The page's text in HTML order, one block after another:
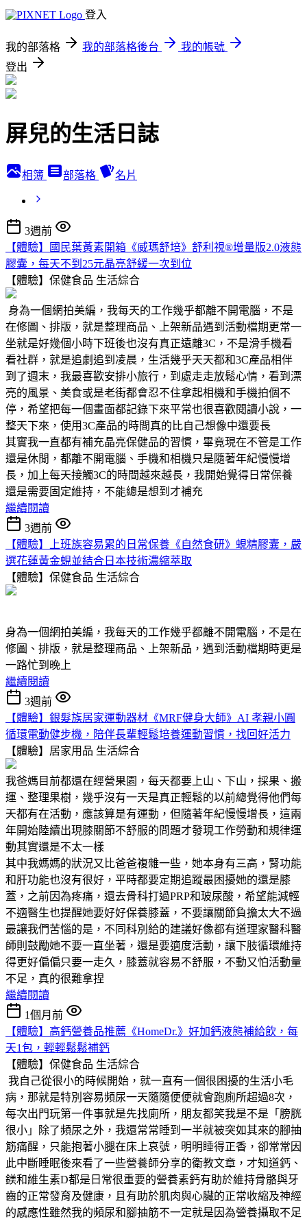
登入
我的部落格 我的部落格後台
我的帳號
登出
屏兒的生活日誌
相簿 部落格 名片
3週前
【體驗】國民葉黃素開箱《威瑪舒培》舒利視®增量版2.0液態
膠囊，每天不到25元晶亮舒緩一次到位
【體驗】保健食品 生活綜合
身為一個網拍美編，我每天的工作幾乎都離不開電腦，不是
在修圖、排版，就是整理商品、上架新品遇到活動檔期更常一
坐就是好幾個小時下班後也沒有真正遠離3C，不是滑手機看
看社群，就是追劇追到凌晨，生活幾乎天天都和3C產品相伴
到了週末，我最喜歡安排小旅行，到處走走放鬆心情，看到漂
亮的風景、美食或是老街都會忍不住拿起相機和手機拍個不
停，希望把每一個畫面都記錄下來平常也很喜歡閱讀小說，一
整天下來，使用3C產品的時間真的比自己想像中還要長
其實我一直都有補充晶亮保健品的習慣，畢竟現在不管是工作
還是休閒，都離不開電腦、手機和相機只是隨著年紀慢慢增
長，加上每天接觸3C的時間越來越長，我開始覺得日常保養
還是需要固定維持，不能總是想到才補充
繼續閱讀
3週前
【體驗】上班族容易累的日常保養《自然食研》蜆精膠囊，嚴
選花蓮黃金蜆並結合日本技術濃縮萃取
【體驗】保健食品 生活綜合
身為一個網拍美編，我每天的工作幾乎都離不開電腦，不是在
修圖、排版，就是整理商品、上架新品，遇到活動檔期時更是
一路忙到晚上
繼續閱讀
3週前
【體驗】銀髮族居家運動器材《MRF健身大師》AI 孝親小圓
循環電動健步機，陪伴長輩輕鬆培養運動習慣，找回好活力
【體驗】居家用品 生活綜合
我爸媽目前都還在經營果園，每天都要上山、下山，採果、搬
運、整理果樹，幾乎沒有一天是真正輕鬆的以前總覺得他們每
天都有在活動，應該算是有運動，但隨著年紀慢慢增長，這兩
年開始陸續出現膝關節不舒服的問題才發現工作勞動和規律運
動其實還是不太一樣
其中我媽媽的狀況又比爸爸複雜一些，她本身有三高，腎功能
和肝功能也沒有很好，平時都要定期追蹤最困擾她的還是膝
蓋，之前因為疼痛，還去骨科打過PRP和玻尿酸，希望能減輕
不適醫生也提醒她要好好保養膝蓋，不要讓關節負擔太大不過
最讓我們苦惱的是，不同科別給的建議好像都有道理家醫科醫
師則鼓勵她不要一直坐著，還是要適度活動，讓下肢循環維持
得更好偏偏只要一走久，膝蓋就容易不舒服，不動又怕活動量
不足，真的很難拿捏
繼續閱讀
1個月前
【體驗】高鈣營養品推薦《HomeDr.》好加鈣液態補給飲，每
天1包，輕輕鬆鬆補鈣
【體驗】保健食品 生活綜合
我自己從很小的時候開始，就一直有一個很困擾的生活小毛
病，那就是特別容易頻尿一天隨隨便便就會跑廁所超過8次，
每次出門玩第一件事就是先找廁所，朋友都笑我是不是「膀胱
很小」除了頻尿之外，我還常常睡到一半就被突如其來的腳抽
筋痛醒，只能抱著小腿在床上哀號，明明睡得正香，卻常常因
此中斷睡眠後來看了一些營養師分享的衛教文章，才知道鈣、
鎂和維生素D都是日常很重要的營養素鈣有助於維持骨骼與牙
齒的正常發育及健康，且有助於肌肉與心臟的正常收縮及神經
的感應性雖然我的頻尿和腳抽筋不一定就是因為營養攝取不足